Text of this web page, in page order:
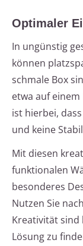
Optimaler
In ungünstig
können
schmale Box
etwa auf
ist hierbei,
und keine
Mit diesen
funktionalen
besonderes
Nutzen Sie
Kreativität sind
Lösung zu